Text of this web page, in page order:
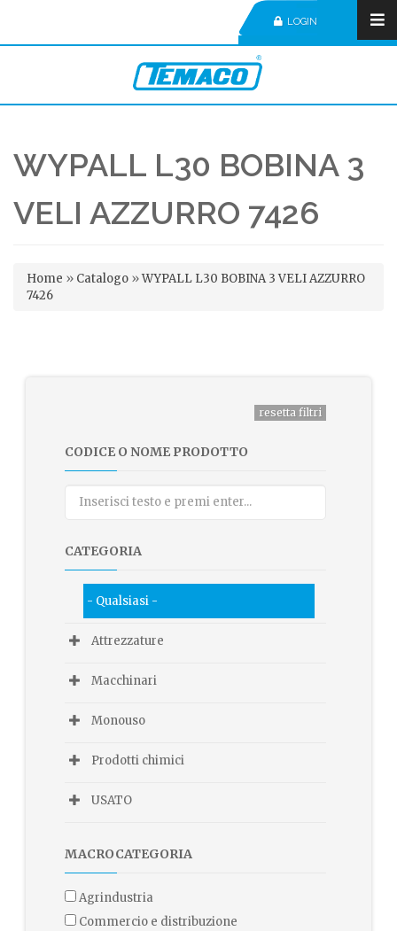
LOGIN
WYPALL L30 BOBINA 3
VELI AZZURRO 7426
Tu sei qui
Home » Catalogo »WYPALL L30 BOBINA 3 VELI AZZURRO
7426
CODICE O NOME PRODOTTO
CATEGORIA
- Qualsiasi -
Attrezzature
Macchinari
Monouso
Prodotti chimici
USATO
MACROCATEGORIA
agrindustria
commercio e distribuzione